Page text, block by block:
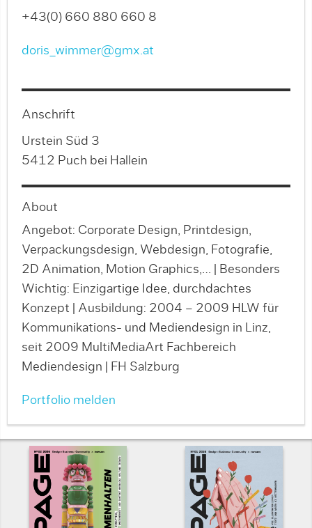
+43(0) 660 880 660 8
doris_wimmer@gmx.at
Anschrift
Urstein Süd 3
5412 Puch bei Hallein
About
Angebot: Corporate Design, Printdesign,
Verpackungsdesign, Webdesign, Fotografie,
2D Animation, Motion Graphics,… | Besonders
Wichtig: Einzigartige Idee, durchdachtes
Konzept | Ausbildung: 2004 – 2009 HLW für
Kommunikations- und Mediendesign in Linz,
seit 2009 MultiMediaArt Fachbereich
Mediendesign | FH Salzburg
Portfolio melden